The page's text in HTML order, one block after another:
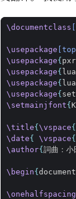
\documentclass
\usepackage
\usepackage{
\usepackage{
\usepackage{
\usepackage{
\setmainjfont{
\title{\vspace{
\date{ \vspace{
\author{詞曲：小
\begin{document
\onehalfspacing